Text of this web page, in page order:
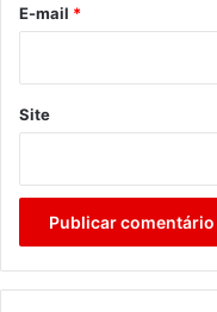
*
E-mail *
Site